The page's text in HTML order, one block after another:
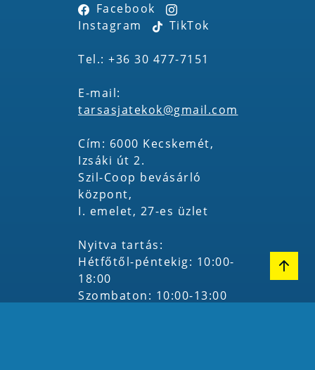
Facebook
Instagram
TikTok
Tel.: +36 30 477-7151
E-mail:
tarsasjatekok@gmail.com
Cím: 6000 Kecskemét,
Izsáki út 2.
Szil-Coop bevásárló
központ,
I. emelet, 27-es üzlet
Nyitva tartás:
Hétfőtől-péntekig: 10:00-
18:00
Szombaton: 10:00-13:00